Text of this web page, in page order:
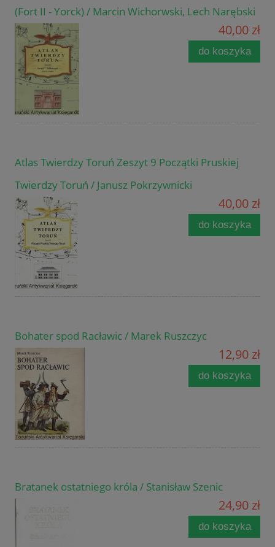
(Fort II - Yorck) / Marcin Wichorwski, Lech Narębski
40,00 zł
do koszyka
Atlas Twierdzy Toruń Zeszyt 9 Początki Pruskiej
Twierdzy Toruń / Janusz Pokrzywnicki
40,00 zł
do koszyka
Bohater spod Racławic / Marek Ruszczyc
12,90 zł
do koszyka
Bratanek ostatniego króla / Stanisław Szenic
24,90 zł
do koszyka